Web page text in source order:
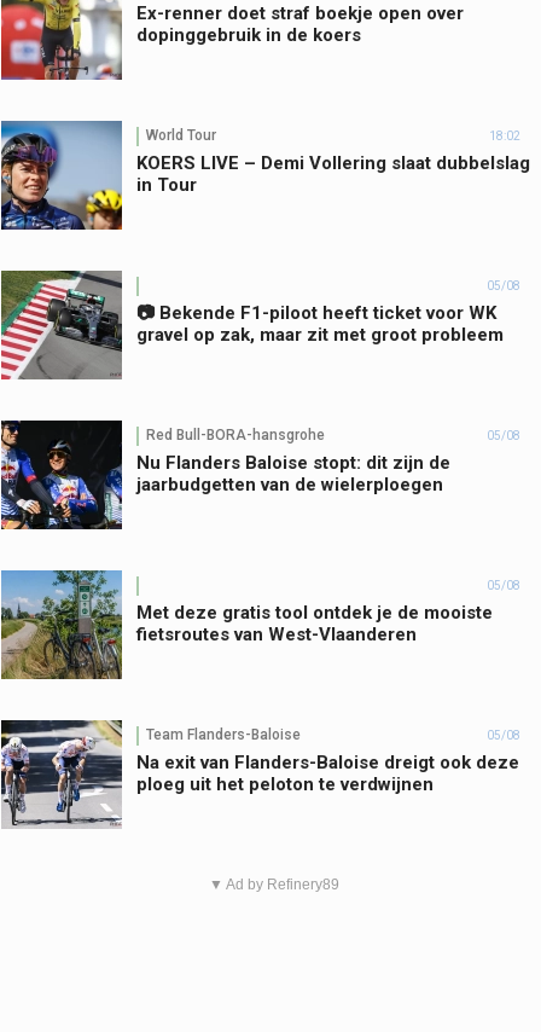
Ex-renner doet straf boekje open over
dopinggebruik in de koers
World Tour 18:02
KOERS LIVE – Demi Vollering slaat dubbelslag
in Tour
05/08
📷 Bekende F1-piloot heeft ticket voor WK
gravel op zak, maar zit met groot probleem
Red Bull-BORA-hansgrohe 05/08
Nu Flanders Baloise stopt: dit zijn de
jaarbudgetten van de wielerploegen
05/08
Met deze gratis tool ontdek je de mooiste
fietsroutes van West-Vlaanderen
Team Flanders-Baloise 05/08
Na exit van Flanders-Baloise dreigt ook deze
ploeg uit het peloton te verdwijnen
▼ Ad by Refinery89